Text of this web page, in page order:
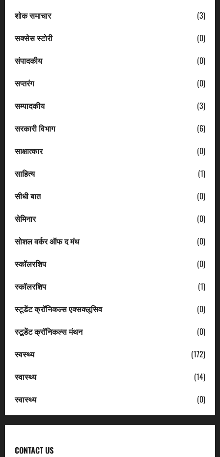
शोक समाचार
(3)
सक्सेस स्टोरी
(0)
संपादकीय
(0)
सप्तरंग
(0)
सम्पादकीय
(3)
सरकारी विभाग
(6)
साक्षात्कार
(0)
साहित्य
(1)
सीधी बात
(0)
सेमिनार
(0)
सोशल वर्कर ऑफ द मंथ
(0)
स्कॉलरशिप
(0)
स्कॉलरशिप
(1)
स्टूडेंट क्रॉनिकल्स एक्सक्लूसिव
(0)
स्टूडेंट क्रॉनिकल्स मंथन
(0)
स्वस्थ्य
(172)
स्वास्थ्य
(14)
स्वास्थ्य
(0)
CONTACT US